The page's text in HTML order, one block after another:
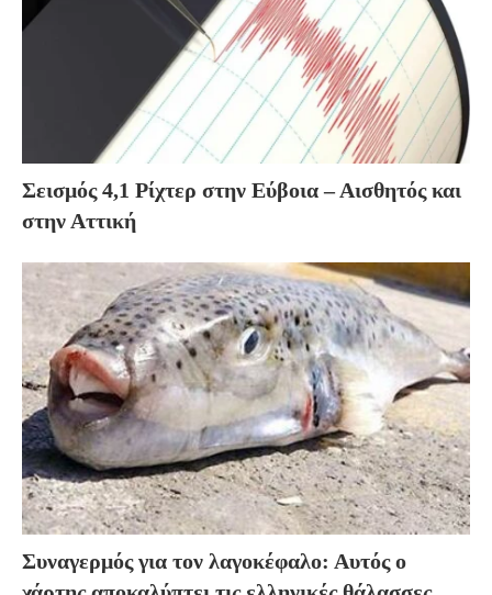
Σεισμός 4,1 Ρίχτερ στην Εύβοια – Αισθητός και
στην Αττική
Συναγερμός για τον λαγοκέφαλο: Αυτός ο